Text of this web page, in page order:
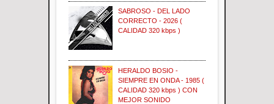
SABROSO - DEL LADO
CORRECTO - 2026 (
CALIDAD 320 kbps )
HERALDO BOSIO -
SIEMPRE EN ONDA - 1985 (
CALIDAD 320 kbps ) CON
MEJOR SONIDO